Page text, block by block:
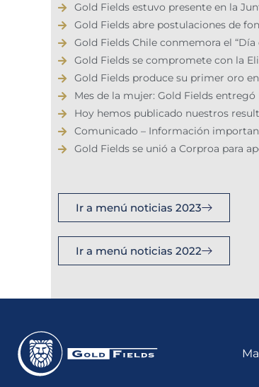
Gold Fields estuvo presente en la
Gold Fields abre postulaciones de
Gold Fields Chile conmemora el
Gold Fields se compromete con la
Gold Fields produce su primer oro
Mes de la mujer: Gold Fields
Hoy hemos publicado nuestros
Comunicado – Información
Gold Fields se unió a Corproa para
Ir a menú noticias 2023
Ir a menú noticias 2022